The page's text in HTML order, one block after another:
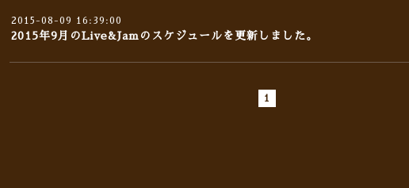
2015-08-09 16:39:00
2015年9月のLive&Jamのスケジュールを更新しました。
1